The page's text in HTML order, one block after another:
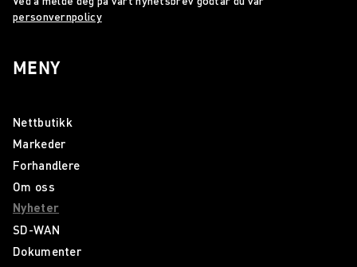
personvernpolicy
MENY
Nettbutikk
Markeder
Forhandlere
Om oss
Nyheter
SD-WAN
Dokumenter